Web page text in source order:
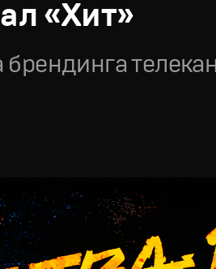
«Хит»
брендинга